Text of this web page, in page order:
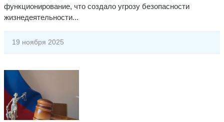
функционирование, что создало угрозу безопасности
жизнедеятельности...
19 ноября 2025